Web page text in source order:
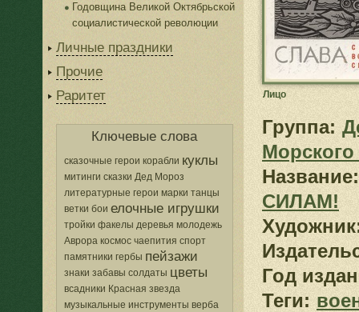
Годовщина Великой Октябрьской
социалистической революции
Личные праздники
Прочие
Раритет
Ключевые слова
сказочные герои корабли куклы
митинги сказки Дед Мороз
литературные герои марки танцы
ветки бои елочные игрушки
тройки факелы деревья молодежь
Аврора космос чаепития спорт
памятники гербы пейзажи
знаки забавы солдаты цветы
всадники Красная звезда
музыкальные инструменты верба
Лицо
Группа:
Название:
СИЛАМ!
Год
Теги: